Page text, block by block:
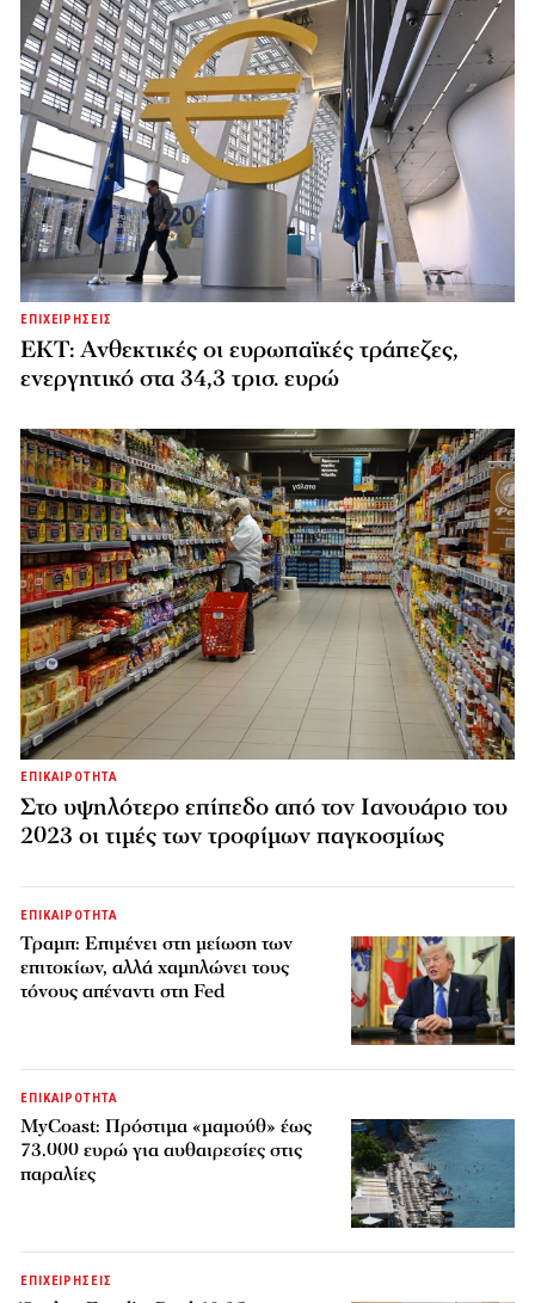
ΕΠΙΧΕΙΡΗΣΕΙΣ
ΕΚΤ: Ανθεκτικές οι ευρωπαϊκές τράπεζες,
ενεργητικό στα 34,3 τρισ. ευρώ
ΕΠΙΚΑΙΡΟΤΗΤΑ
Στο υψηλότερο επίπεδο από τον Ιανουάριο του
2023 οι τιμές των τροφίμων παγκοσμίως
ΕΠΙΚΑΙΡΟΤΗΤΑ
Τραμπ: Επιμένει στη μείωση των
επιτοκίων, αλλά χαμηλώνει τους
τόνους απέναντι στη Fed
ΕΠΙΚΑΙΡΟΤΗΤΑ
MyCoast: Πρόστιμα «μαμούθ» έως
73.000 ευρώ για αυθαιρεσίες στις
παραλίες
ΕΠΙΧΕΙΡΗΣΕΙΣ